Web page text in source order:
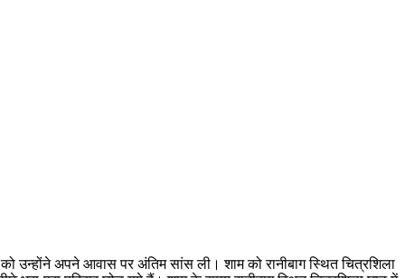
उन्होंने अपने आवास पर अंतिम सांस ली। शाम को रानीबाग स्थित चित्रशिला